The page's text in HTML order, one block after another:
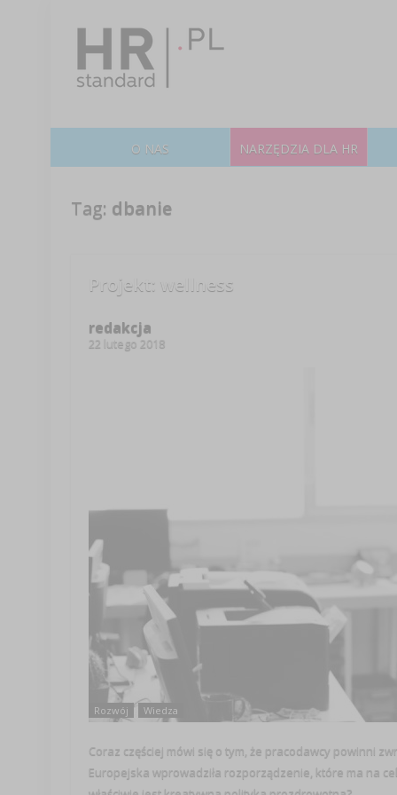
O NAS NARZĘDZIA DLA HR
Tag: dbanie
Projekt: wellness
redakcja
22 lutego 2018
Rozwój Wiedza
Coraz częściej mówi się o tym, że pracodawcy powinni
Europejska wprowadziła rozporządzenie, które ma na